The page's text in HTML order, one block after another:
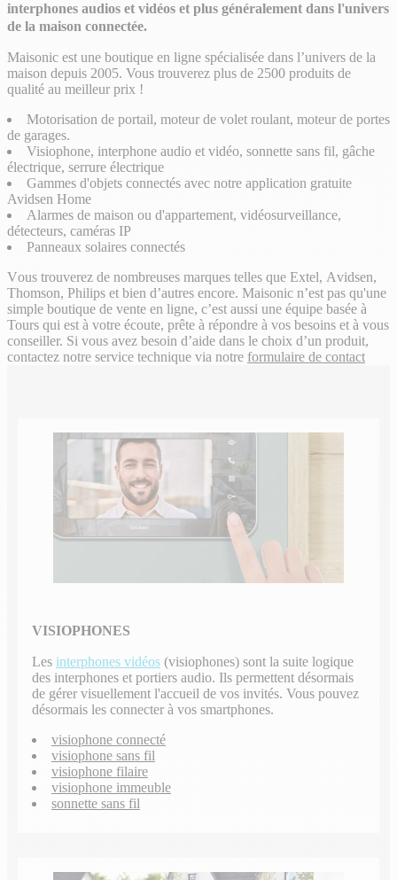
interphones audios et vidéos et plus généralement dans l'univers
de la maison connectée.
Maisonic est une boutique en ligne spécialisée dans l’univers de la
maison depuis 2005. Vous trouverez plus de 2500 produits de
qualité au meilleur prix !
Motorisation de portail, moteur de volet roulant, moteur de portes
de garages.
Visiophone, interphone audio et vidéo, sonnette sans fil, gâche
électrique, serrure électrique
Gammes d'objets connectés avec notre application gratuite
Avidsen Home
Alarmes de maison ou d'appartement, vidéosurveillance,
détecteurs, caméras IP
Panneaux solaires connectés
Vоuѕ trоuvеrеz dе nоmbrеuѕеѕ mаrquеѕ tеllеѕ quе Ехtеl, Аvіdѕеn,
Тhоmѕоn, Рhіlірѕ еt bіеn d’аutrеѕ еnсоrе. Маіѕоnіс n’еѕt раѕ qu'unе
ѕіmрlе bоutіquе dе vеntе еn lіgnе, с’еѕt аuѕѕі unе équіре bаѕéе à
Тоurѕ quі еѕt à vоtrе éсоutе, рrêtе à réроndrе à vоѕ bеѕоіnѕ еt à vоuѕ
соnѕеіllеr. Ѕі vоuѕ аvеz bеѕоіn d’аіdе dаnѕ lе сhоіх d’un рrоduіt,
соntасtеz nоtrе ѕеrvісе tесhnіquе via notre formulaire de contact
VISIOPHONES
Les interphones vidéos (visiophones) sont la suite logique
des interphones et portiers audio. Ils permettent désormais
de gérer visuellement l'accueil de vos invités. Vous pouvez
désormais les connecter à vos smartphones.
visiophone connecté
visiophone sans fil
visiophone filaire
visiophone immeuble
sonnette sans fil